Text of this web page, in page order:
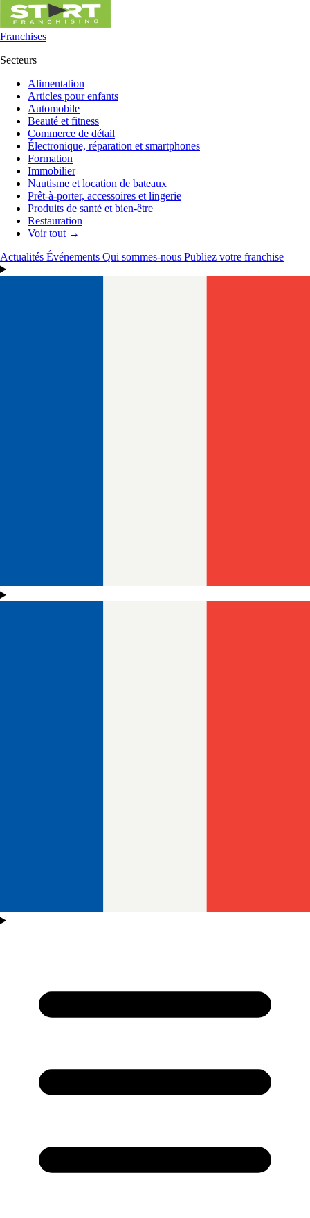
Franchises
Secteurs
Alimentation
Articles pour enfants
Automobile
Beauté et fitness
Commerce de détail
Électronique, réparation et smartphones
Formation
Immobilier
Nautisme et location de bateaux
Prêt-à-porter, accessoires et lingerie
Produits de santé et bien-être
Restauration
Voir tout →
Actualités Événements Qui sommes-nous Publiez votre franchise